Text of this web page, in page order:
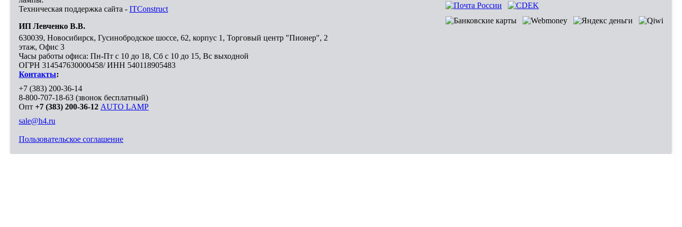
Техническая поддержка сайта - ITConstruct
ИП Левченко В.В.
630039, Новосибирск, Гусинобродское шоссе, 62, корпус 1, Торговый центр "Пионер", 2
этаж, Офис 3
Часы работы офиса: Пн-Пт с 10 до 18, Сб с 10 до 15, Вс выходной
ОГРН 314547630000458/ ИНН 540118905483
Контакты:
+7 (383) 200-36-14
8-800-707-18-63 (звонок бесплатный)
Опт +7 (383) 200-36-12 AUTO LAMP
sale@h4.ru
Пользовательское соглашение